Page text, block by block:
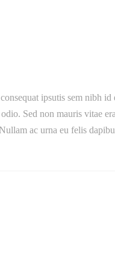
ipsutis sem nibh
Sed non mauris vitae
ac urna eu felis